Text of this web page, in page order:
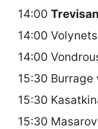
14:00 Trevisan
14:00
14:00
15:30 Burrage
15:30
15:30